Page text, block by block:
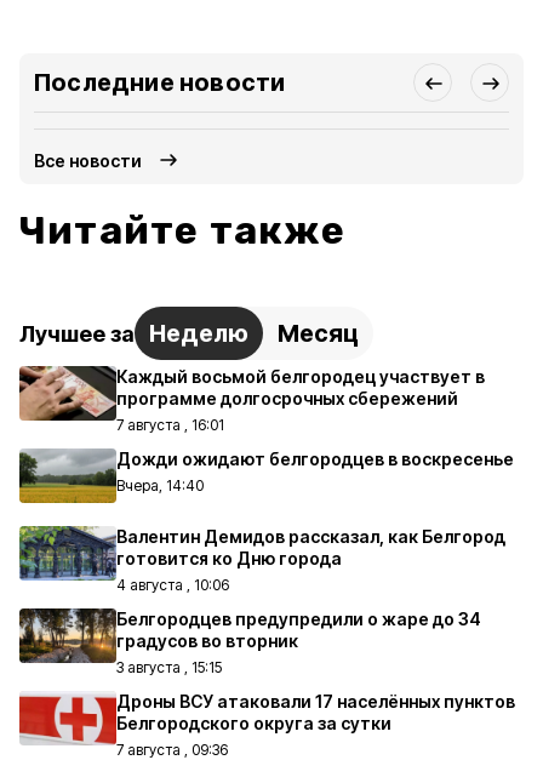
Последние новости
Все новости
Читайте также
Лучшее за Неделю Месяц
Каждый восьмой белгородец участвует в
программе долгосрочных сбережений
7 августа , 16:01
Дожди ожидают белгородцев в воскресенье
Вчера, 14:40
Валентин Демидов рассказал, как Белгород
готовится ко Дню города
4 августа , 10:06
Белгородцев предупредили о жаре до 34
градусов во вторник
3 августа , 15:15
Дроны ВСУ атаковали 17 населённых пунктов
Белгородского округа за сутки
7 августа , 09:36